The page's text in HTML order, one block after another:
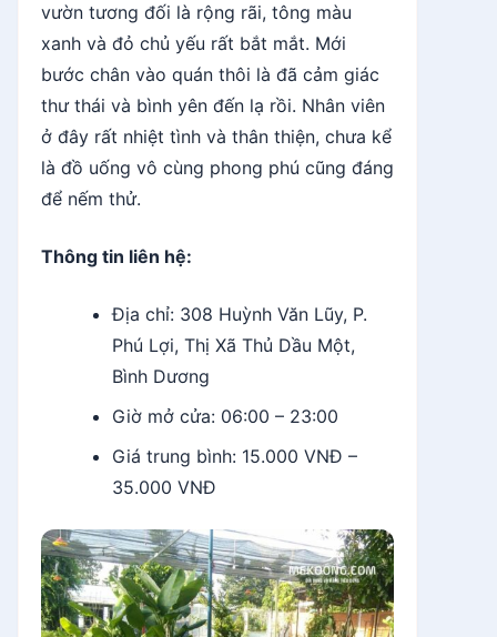
vườn tương đối là rộng rãi, tông màu
xanh và đỏ chủ yếu rất bắt mắt. Mới
bước chân vào quán thôi là đã cảm giác
thư thái và bình yên đến lạ rồi. Nhân viên
ở đây rất nhiệt tình và thân thiện, chưa kể
là đồ uống vô cùng phong phú cũng đáng
để nếm thử.
Thông tin liên hệ:
Địa chỉ: 308 Huỳnh Văn Lũy, P.
Phú Lợi, Thị Xã Thủ Dầu Một,
Bình Dương
Giờ mở cửa: 06:00 – 23:00
Giá trung bình: 15.000 VNĐ –
35.000 VNĐ